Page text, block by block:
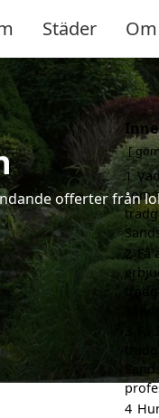
Städer
offerter från
1
som
2 Få
4